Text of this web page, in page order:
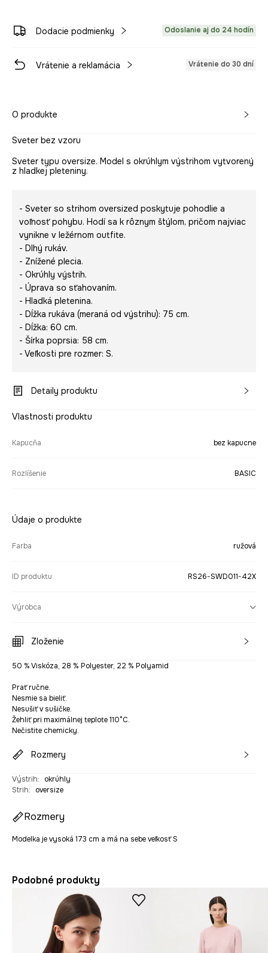
Dodacie podmienky Odoslanie aj do 24 hodín
Vrátenie a reklamácia Vrátenie do 30 dní
O produkte
Sveter bez vzoru
Sveter typu oversize. Model s okrúhlym výstrihom vytvorený
z hladkej pleteniny.
- Sveter so strihom oversized poskytuje pohodlie a
voľnosť pohybu. Hodí sa k rôznym štýlom, pričom najviac
vynikne v ležérnom outfite.
- Dlhý rukáv.
- Znížené plecia.
- Okrúhly výstrih.
- Úprava so sťahovaním.
- Hladká pletenina.
- Dĺžka rukáva (meraná od výstrihu): 75 cm.
- Dĺžka: 60 cm.
- Šírka poprsia: 58 cm.
- Veľkosti pre rozmer: S.
Detaily produktu
Vlastnosti produktu
Kapucňa bez kapucne
Rozlíšenie BASIC
Údaje o produkte
Farba ružová
ID produktu RS26-SWD011-42X
Výrobca
Zloženie
50 % Viskóza, 28 % Polyester, 22 % Polyamid
Prať ručne.
Nesmie sa bieliť.
Nesušiť v sušičke.
Žehliť pri maximálnej teplote 110°C.
Nečistite chemicky.
Rozmery
Výstrih:
okrúhly
Strih: oversize
Rozmery
Modelka je vysoká 173 cm a má na sebe veľkosť S
Podobné produkty